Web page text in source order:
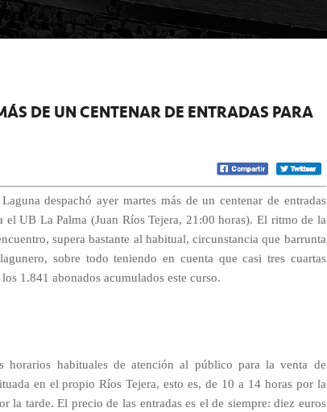
DE UN CENTENAR DE ENTRADAS PARA
despachó ayer martes más de un centenar de entradas
el UB La Palma (Juan Ríos Tejera, 21:00 horas). El ritmo de la
supera bastante al habitual, circunstancia que barrunta
sobre todo teniendo en cuenta que casi tres cuartas
1.841 abonados acumulados este curso.
horarios habituales de atención al público para la venta de
en el propio Ríos Tejera, esto es, de 10 a 14 horas por la
la tarde. El precio de las entradas es el de siempre: diez euros